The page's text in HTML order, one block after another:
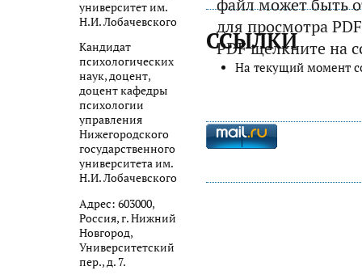
университет им.
Н.И. Лобачевского
Кандидат
психологических
наук, доцент,
доцент кафедры
психологии
управления
Нижегородского
государственного
университета им.
Н.И. Лобачевского
Адрес: 603000,
Россия, г. Нижний
Новгород,
Университетский
пер., д. 7.
файл может быть
для просмотра
PDF щелкните на
ССЫЛКИ
На текущий момент